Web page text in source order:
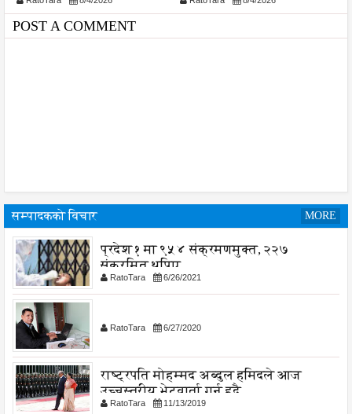
शुरु
POST A COMMENT
सम्पादकको विचार MORE
प्रदेश १ मा ९५४ संक्रमणमुक्त, २२७
संक्रमित थपिए
RatoTara 6/26/2021
RatoTara 6/27/2020
राष्ट्रपति मोहम्मद अब्दुल हमिदले आज
उच्चस्तरीय भेटवार्ता गर्नु हुदै,
RatoTara 11/13/2019